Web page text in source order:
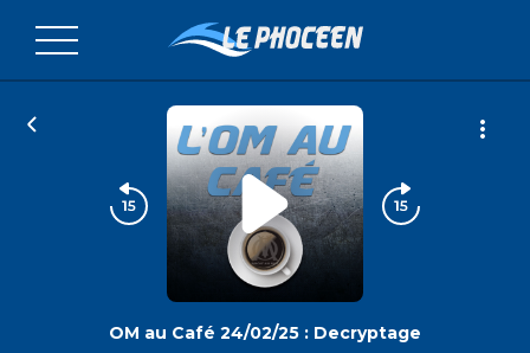
OM au Café 24/02/25 : Decryptage